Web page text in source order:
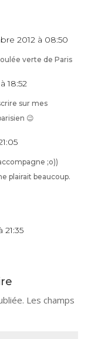
2012 à 08:50
verte de Paris
18:52
sur mes
😉
;o))
plairait beaucoup.
Les champs